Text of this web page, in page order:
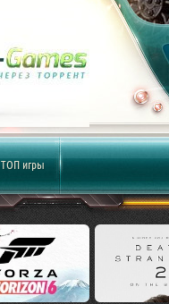
ТОП игры